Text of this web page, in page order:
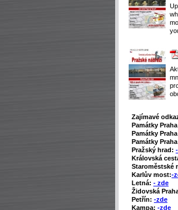
Zajímavé
Památky
Památky
Památky
Pražský hrad:
Královská
Staroměstské
Karlův most:-
Letná: - zde
Židovská
Petřín: -zde
Kampa: -zde